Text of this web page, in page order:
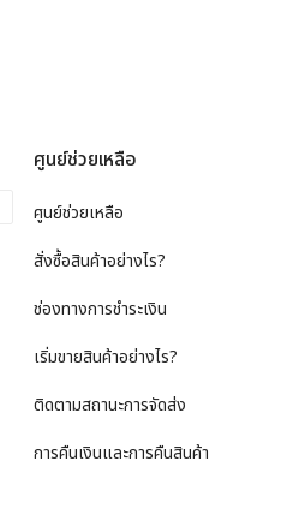
ศูนย์ช่วยเหลือ
ศูนย์ช่วยเหลือ
สั่งซื้อสินค้าอย่างไร?
ช่องทางการชำระเงิน
เริ่มขายสินค้าอย่างไร?
ติดตามสถานะการจัดส่ง
การคืนเงินและการคืนสินค้า